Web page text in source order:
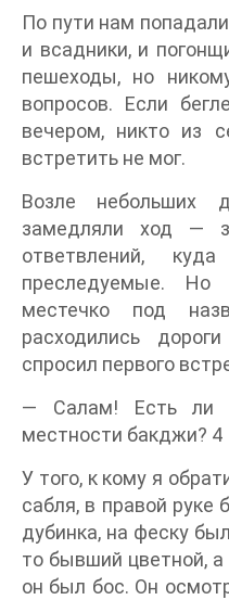
По пути нам
и всадники, и
пешеходы, но
вопросов. Если
вечером, никто из
встретить не мог.
Возле
замедляли ход —
ответвлений,
преследуемые.
местечко под
расходились
спросил первого
— Салам! Есть ли
местности бакджи? 4
У того, к кому я
сабля, в правой
дубинка, на феску
то бывший цветной, а
он был бос. Он